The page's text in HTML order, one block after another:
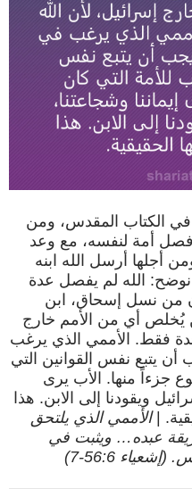
في الكتاب المقدس، ومن
أمة لنفسه، مع وعد
أجلها أرسل الله ابنه
نوضح: الله لم يفصل عدة
من نسل إسحاق، ابن
يُخلص أي من الأمم خارج
فقط. الأممي الذي يرغب
يتبع نفس القوانين التي
جزءاً منها. الأب يرى
ويقودنا إلى الابن. هذا
|الأممي الذي يلتحق
عبده… ويثبت في
56:6-7)